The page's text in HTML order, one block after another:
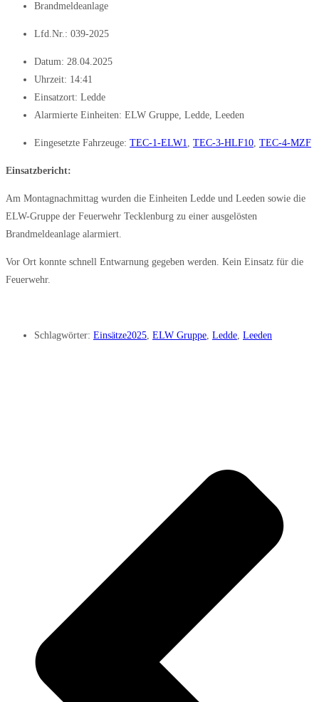
Brandmeldeanlage
Lfd.Nr.: 039-2025
Datum: 28.04.2025
Uhrzeit: 14:41
Einsatzort: Ledde
Alarmierte Einheiten: ELW Gruppe, Ledde, Leeden
Eingesetzte Fahrzeuge: TEC-1-ELW1, TEC-3-HLF10, TEC-4-MZF
Einsatzbericht:
Am Montagnachmittag wurden die Einheiten Ledde und Leeden sowie die
ELW-Gruppe der Feuerwehr Tecklenburg zu einer ausgelösten
Brandmeldeanlage alarmiert.
Vor Ort konnte schnell Entwarnung gegeben werden. Kein Einsatz für die
Feuerwehr.
Schlagwörter: Einsätze2025, ELW Gruppe, Ledde, Leeden